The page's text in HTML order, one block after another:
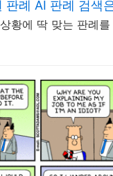
판례 AI 판례 검색
황에 딱 맞는 판례